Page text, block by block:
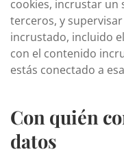
cookies, incrustar un
terceros, y
incrustado, incluido
con el contenido
estás conectado a
Con quién
datos